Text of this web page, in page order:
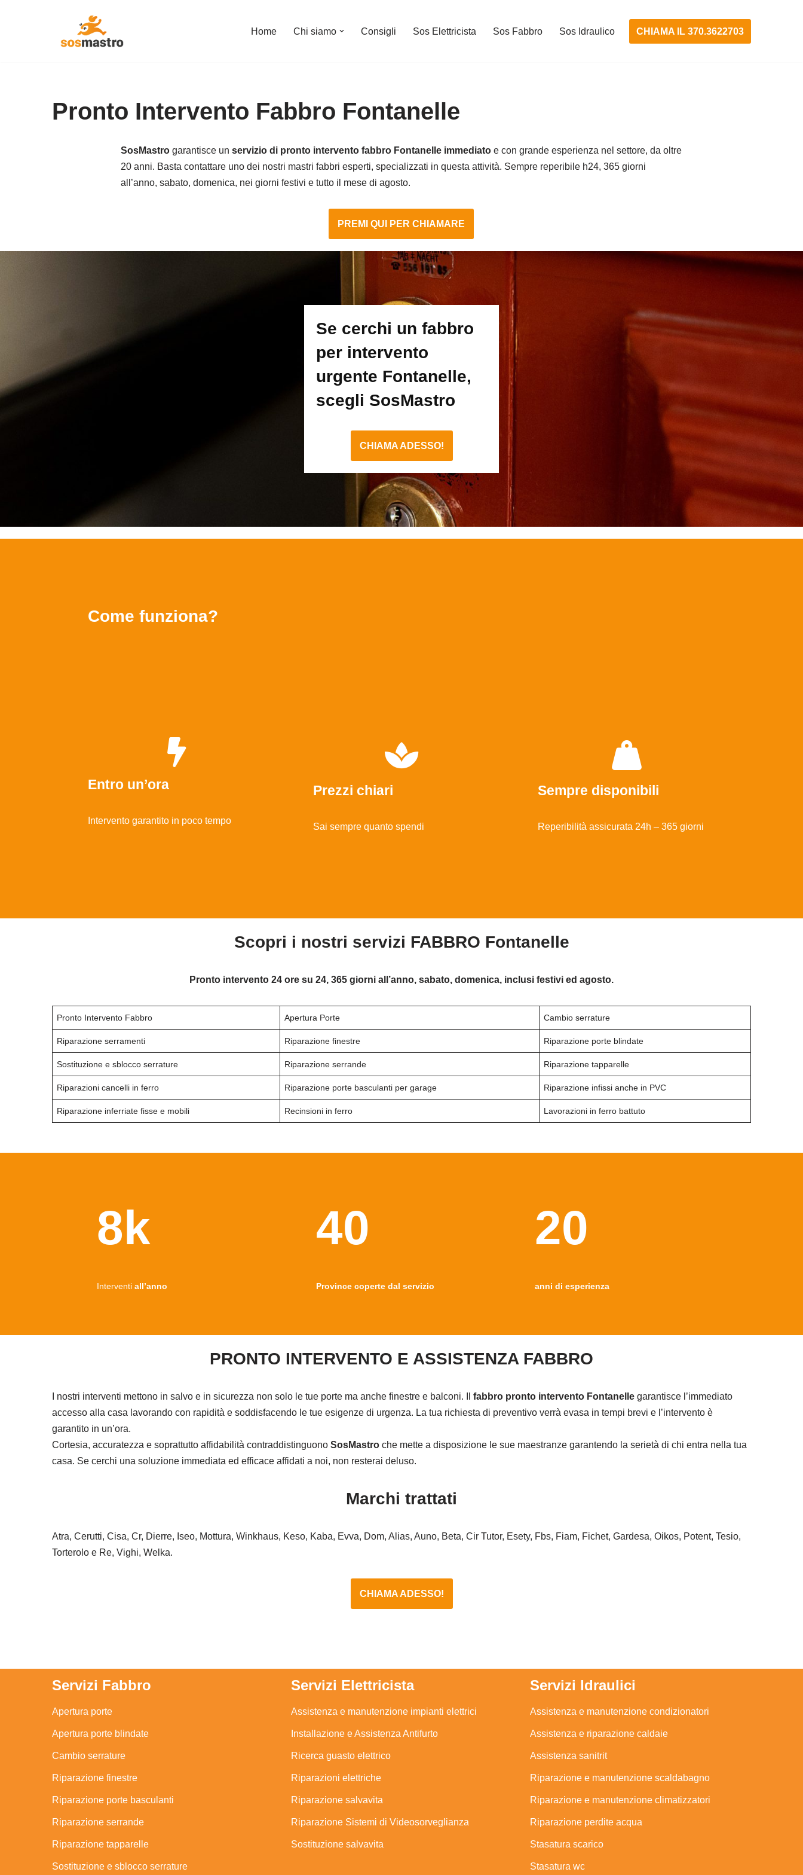
Home Chi siamo Consigli Sos Elettricista Sos Fabbro Sos Idraulico CHIAMA IL 370.3622703
Pronto Intervento Fabbro Fontanelle
SosMastrogarantisce un servizio di pronto intervento fabbro Fontanelle immediatoe con grande esperienza nel settore, da oltre
20 anni. Basta contattare uno dei nostri mastri fabbri esperti, specializzati in questa attività. Sempre reperibile h24, 365 giorni
all’anno, sabato, domenica, nei giorni festivi e tutto il mese di agosto.
PREMI QUI PER CHIAMARE
Se cerchi un fabbro
per intervento
urgente Fontanelle,
scegli SosMastro
CHIAMA ADESSO!
Come funziona?
Entro un’ora
Intervento garantito in poco tempo
Prezzi chiari
Sai sempre quanto spendi
Sempre disponibili
Reperibilità assicurata 24h – 365 giorni
Scopri i nostri servizi FABBRO Fontanelle
Pronto intervento 24 ore su 24, 365 giorni all’anno, sabato, domenica, inclusi festivi ed agosto.
Pronto Intervento Fabbro Apertura Porte Cambio serrature
Riparazione serramenti Riparazione finestre Riparazione porte blindate
Sostituzione e sblocco serrature Riparazione serrande Riparazione tapparelle
Riparazioni cancelli in ferro Riparazione porte basculanti per garage Riparazione infissi anche in PVC
Riparazione inferriate fisse e mobili Recinsioni in ferro Lavorazioni in ferro battuto
8k
Interventi all’anno
40
Province coperte dal servizio
20
anni di esperienza
PRONTO INTERVENTO E ASSISTENZA FABBRO
I nostri interventi mettono in salvo e in sicurezza non solo le tue porte ma anche finestre e balconi. Il fabbro pronto intervento Fontanelle garantisce l’immediato
accesso alla casa lavorando con rapidità e soddisfacendo le tue esigenze di urgenza. La tua richiesta di preventivo verrà evasa in tempi brevi e l’intervento è
garantito in un’ora.
Cortesia, accuratezza e soprattutto affidabilità contraddistinguono SosMastro che mette a disposizione le sue maestranze garantendo la serietà di chi entra nella tua
casa. Se cerchi una soluzione immediata ed efficace affidati a noi, non resterai deluso.
Marchi trattati
Atra, Cerutti, Cisa, Cr, Dierre, Iseo, Mottura, Winkhaus, Keso, Kaba, Evva, Dom, Alias, Auno, Beta, Cir Tutor, Esety, Fbs, Fiam, Fichet, Gardesa, Oikos, Potent, Tesio,
Torterolo e Re, Vighi, Welka.
CHIAMA ADESSO!
Servizi Fabbro
Apertura porte
Apertura porte blindate
Cambio serrature
Riparazione finestre
Riparazione porte basculanti
Riparazione serrande
Riparazione tapparelle
Sostituzione e sblocco serrature
Servizi Elettricista
Assistenza e manutenzione impianti elettrici
Installazione e Assistenza Antifurto
Ricerca guasto elettrico
Riparazioni elettriche
Riparazione salvavita
Riparazione Sistemi di Videosorveglianza
Sostituzione salvavita
Servizi Idraulici
Assistenza e manutenzione condizionatori
Assistenza e riparazione caldaie
Assistenza sanitrit
Riparazione e manutenzione scaldabagno
Riparazione e manutenzione climatizzatori
Riparazione perdite acqua
Stasatura scarico
Stasatura wc